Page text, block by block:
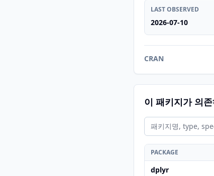
LAST OBSERVED
2026-07-10
CRAN
이 패키지가 의
PACKAGE
dplyr